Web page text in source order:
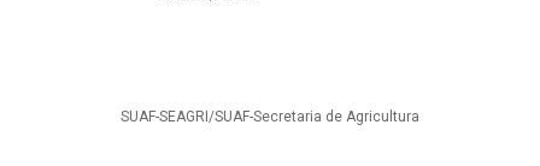
SUAF-SEAGRI/SUAF-Secretaria de Agricultura